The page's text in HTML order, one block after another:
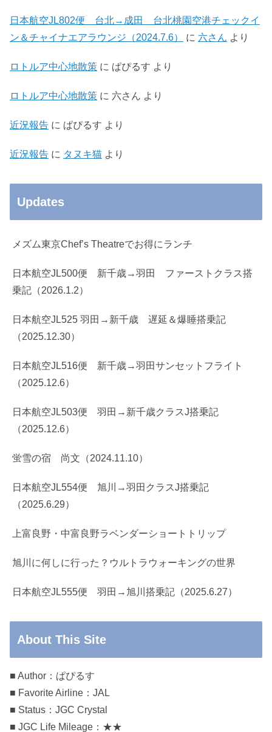
日本航空JL802便 台北→成田 台北桃園空港チェックイ
ン＆チャイナエアラウンジ（2024.7.6）
に 六さん より
ロトルア中心地散策 に ぱぴるす より
ロトルア中心地散策 に 六さん より
近況報告 に ぱぴるす より
近況報告 に タヌキ猫 より
Updates
メズム東京Chef’s Theatreでお得にランチ
日本航空JL500便 新千歳→羽田 ファーストクラス搭
乗記（2026.1.2）
日本航空JL525 羽田→新千歳 遅延＆爆睡搭乗記
（2025.12.30）
日本航空JL516便 新千歳→羽田サンセットフライト
（2025.12.6）
日本航空JL503便 羽田→新千歳クラスJ搭乗記
（2025.12.6）
蛍雪の宿 尚文（2024.11.10）
日本航空JL554便 旭川→羽田クラスJ搭乗記
（2025.6.29）
上富良野・中富良野ラベンダーショートトリップ
旭川に何しに行った？ウルトラウォーキングの世界
日本航空JL555便 羽田→旭川搭乗記（2025.6.27）
About This Site
■ Author：ぱぴるす
■ Favorite Airline：JAL
■ Status：JGC Crystal
■ JGC Life Mileage：★★